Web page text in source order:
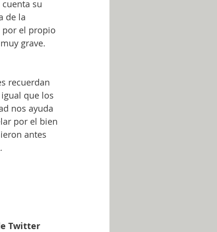
su
de la
por el propio
grave.
recuerdan
que los
nos ayuda
por el bien
antes
Twitter